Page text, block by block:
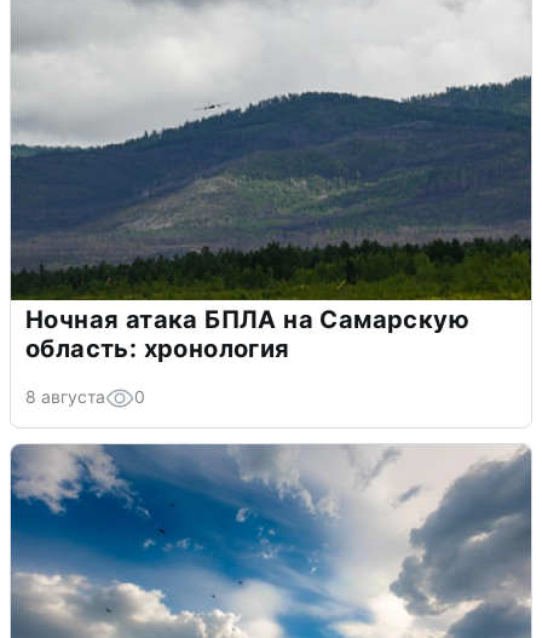
Ночная атака БПЛА на Самарскую
область: хронология
8 августа 0